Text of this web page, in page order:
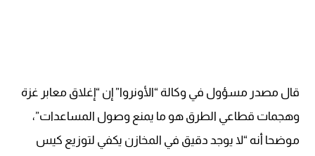
قال مصدر مسؤول في وكالة “الأونروا” إن “إغلاق معابر غزة
وهجمات قطاعي الطرق هو ما يمنع وصول المساعدات”،
موضحا أنه “لا يوجد دقيق في المخازن يكفي لتوزيع كيس